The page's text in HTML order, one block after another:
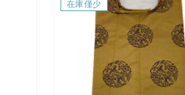
在庫僅少